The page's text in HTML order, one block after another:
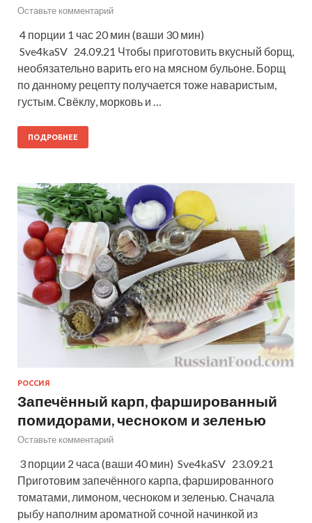
Оставьте комментарий
4 порции 1 час 20 мин (ваши 30 мин)
Sve4kaSV 24.09.21 Чтобы приготовить вкусный борщ,
необязательно варить его на мясном бульоне. Борщ
по данному рецепту получается тоже наваристым,
густым. Свёклу, морковь и …
ПОДРОБНЕЕ
РОССИЯ
Запечённый карп, фаршированный
помидорами, чесноком и зеленью
Оставьте комментарий
3 порции 2 часа (ваши 40 мин) Sve4kaSV 23.09.21
Приготовим запечённого карпа, фаршированного
томатами, лимоном, чесноком и зеленью. Сначала
рыбу наполним ароматной сочной начинкой из